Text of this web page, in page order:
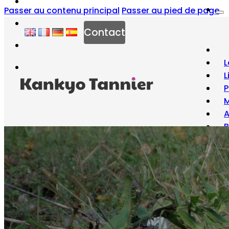
Passer au contenu principal Passer au pied de page
Contact